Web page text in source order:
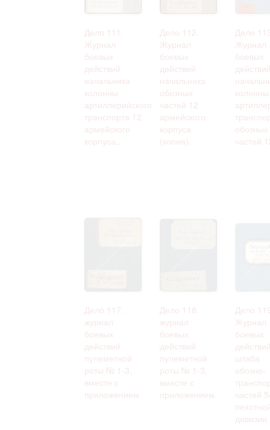
Дело 111.
Журнал
боевых
действий
начальника
колонны
артиллерийского
транспорта 12
армейского
корпуса...
Дело 112.
Журнал
боевых
действий
начальника
обозных
частей 12
армейского
корпуса
(копия).
Дело
Журнал
боевых
колонны
обозных
частей
Дело 117.
журнал
боевых
действий
пулеметной
роты № 1-3,
вместе с
приложением.
Дело 118.
журнал
боевых
действий
пулеметной
роты № 1-3,
вместе с
приложением.
Дело
Журнал
боевых
штаба
обозно-
частей
дивизии.